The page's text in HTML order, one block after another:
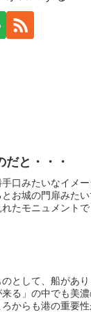
と・・・
口みたいなイメ
お城の門扉みた
たモニュメントで
として、船があ
る」の中でも美
からも港の重要性